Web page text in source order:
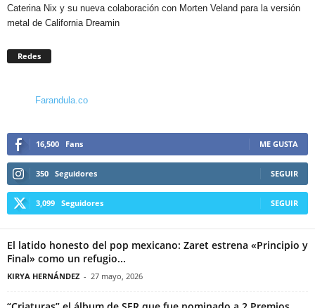
Caterina Nix y su nueva colaboración con Morten Veland para la versión
metal de California Dreamin
Redes
Farandula.co
16,500 Fans ME GUSTA
350 Seguidores SEGUIR
3,099 Seguidores SEGUIR
El latido honesto del pop mexicano: Zaret estrena «Principio y
Final» como un refugio...
KIRYA HERNÁNDEZ - 27 mayo, 2026